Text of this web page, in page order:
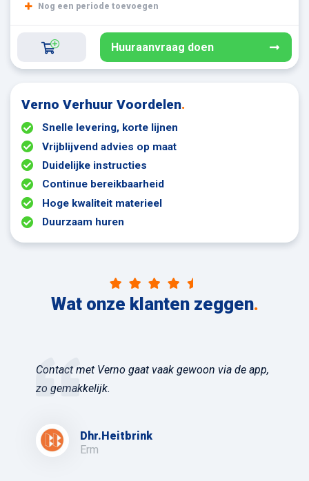
Nog een periode toevoegen
Huuraanvraag doen
Verno Verhuur Voordelen.
Snelle levering, korte lijnen
Vrijblijvend advies op maat
Duidelijke instructies
Continue bereikbaarheid
Hoge kwaliteit materieel
Duurzaam huren
Wat onze klanten zeggen.
Contact met Verno gaat vaak gewoon via de app,
zo gemakkelijk.
Dhr.Heitbrink
Erm